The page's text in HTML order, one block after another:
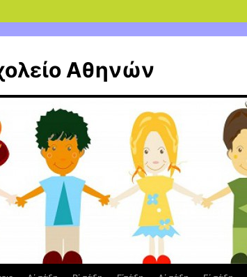
Αθηνών